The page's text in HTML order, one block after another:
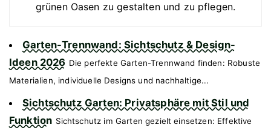
grünen Oasen zu gestalten und zu pflegen.
Garten-Trennwand: Sichtschutz & Design-
Ideen 2026 Die perfekte Garten-Trennwand finden: Robuste
Materialien, individuelle Designs und nachhaltige...
Sichtschutz Garten: Privatsphäre mit Stil und
Funktion Sichtschutz im Garten gezielt einsetzen: Effektive